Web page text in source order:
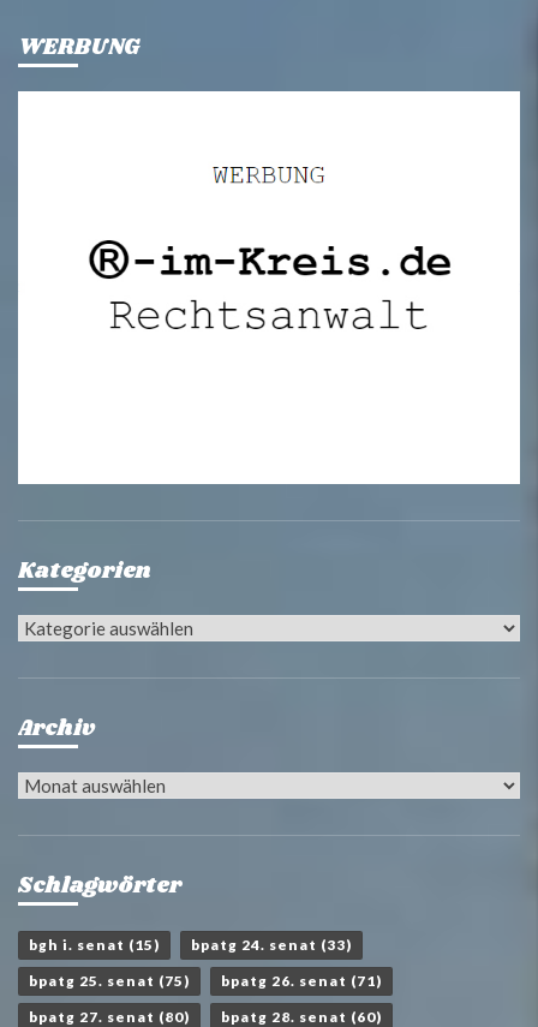
WERBUNG
Kategorien
Kategorien
Archiv
Archiv
Schlagwörter
bgh i. senat (15) bpatg 24. senat (33)
bpatg 25. senat (75) bpatg 26. senat (71)
bpatg 27. senat (80) bpatg 28. senat (60)